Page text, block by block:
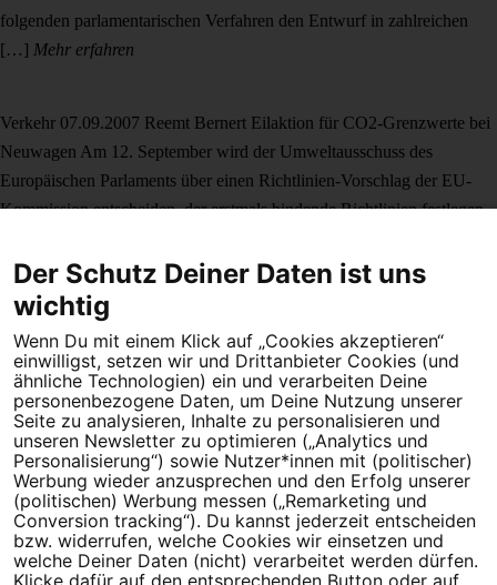
folgenden parlamentarischen Verfahren den Entwurf in zahlreichen
[…] Mehr erfahren
Verkehr 07.09.2007 Reemt Bernert Eilaktion für CO2-Grenzwerte bei
Neuwagen Am 12. September wird der Umweltausschuss des
Europäischen Parlaments über einen Richtlinien-Vorschlag der EU-
Kommission entscheiden, der erstmals bindende Richtlinien festlegen
nicht nur die Grenzwerte aufzuweichen, sondern auch einen Aufschub
um weitere drei Jahre zu erhalten. Fordern Sie die deutschen
Abgeordneten im Umweltausschuss über […]
Dein Engagement macht den Unterschied. Schließe Dich 4,5
Millionen Menschen an.
Newsletter bestellen
Der Schutz Deiner Daten ist uns
wichtig
Wenn Du mit einem Klick auf „Cookies akzeptieren“
einwilligst, setzen wir und Drittanbieter Cookies (und
ähnliche Technologien) ein und verarbeiten Deine
personenbezogene Daten, um Deine Nutzung unserer
Seite zu analysieren, Inhalte zu personalisieren und
unseren Newsletter zu optimieren („Analytics und
Personalisierung“) sowie Nutzer*innen mit (politischer)
Werbung wieder anzusprechen und den Erfolg unserer
(politischen) Werbung messen („Remarketing und
Conversion tracking“). Du kannst jederzeit entscheiden
bzw. widerrufen, welche Cookies wir einsetzen und
welche Deiner Daten (nicht) verarbeitet werden dürfen.
Klicke dafür auf den entsprechenden Button oder auf